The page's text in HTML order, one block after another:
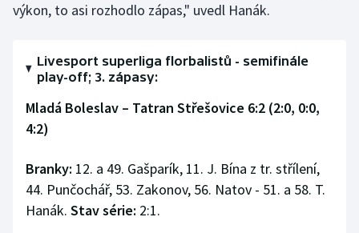
výkon, to asi rozhodlo zápas," uvedl Hanák.
Livesport superliga florbalistů - semifinále
play-off; 3. zápasy:
Mladá Boleslav – Tatran Střešovice 6:2 (2:0, 0:0,
4:2)
Branky: 12. a 49. Gašparík, 11. J. Bína z tr. střílení,
44. Punčochář, 53. Zakonov, 56. Natov - 51. a 58. T.
Hanák. Stav série: 2:1.